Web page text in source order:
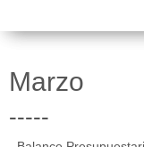
Marzo
-----